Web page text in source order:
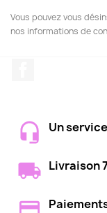
Vous pouvez vous
nos informations de
Un
Livraison